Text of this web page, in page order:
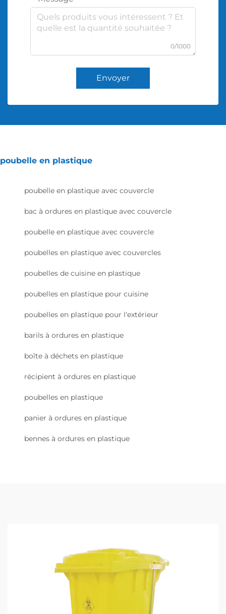
0/1000
Envoyer
poubelle en plastique
poubelle en plastique avec couvercle
bac à ordures en plastique avec couvercle
poubelle en plastique avec couvercle
poubelles en plastique avec couvercles
poubelles de cuisine en plastique
poubelles en plastique pour cuisine
poubelles en plastique pour l'extérieur
barils à ordures en plastique
boîte à déchets en plastique
récipient à ordures en plastique
poubelles en plastique
panier à ordures en plastique
bennes à ordures en plastique